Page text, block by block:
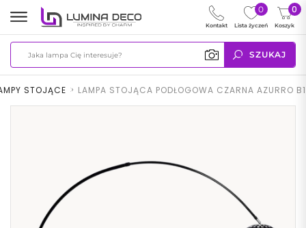
SZUKAJ
0
Koszyk
0
Lista życzeń
Kontakt
STOJĄCE > LAMPA STOJĄCA PODŁOGOWA CZARNA AZURRO B1